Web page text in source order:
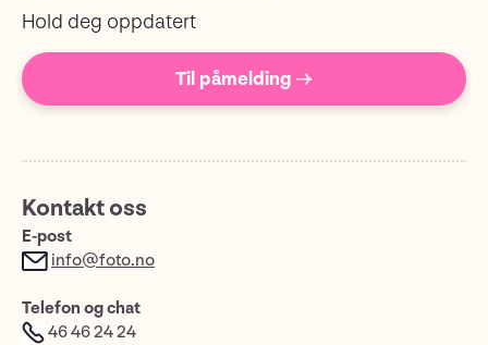
Hold deg oppdatert
Til påmelding →
Kontakt oss
E-post
info@foto.no
Telefon og chat
46 46 24 24